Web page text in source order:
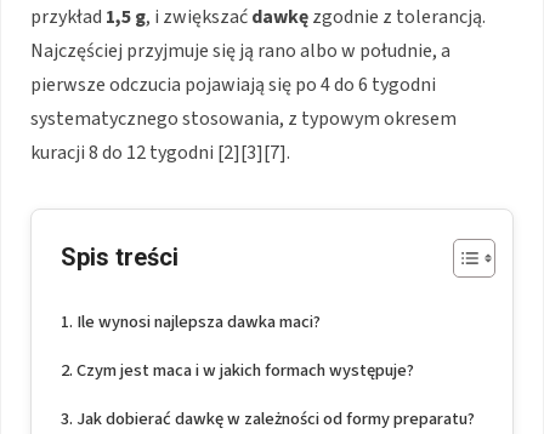
przykład 1,5 g, i zwiększaćdawkęzgodnie z tolerancją.
Najczęściej przyjmuje się ją rano albo w południe, a
pierwsze odczucia pojawiają się po 4 do 6 tygodni
systematycznego stosowania, z typowym okresem
kuracji 8 do 12 tygodni [2][3][7].
Spis treści
Ile wynosi najlepsza dawka maci?
Czym jest maca i w jakich formach występuje?
Jak dobierać dawkę w zależności od formy preparatu?